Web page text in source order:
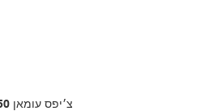
צ׳יפס עומאן 50 גר